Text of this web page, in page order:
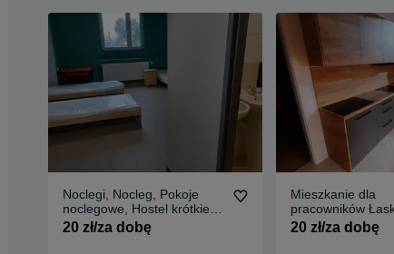
Noclegi, Nocleg, Pokoje
noclegowe, Hostel krótkie
terminy
20 zł/za dobę
Mieszkanie dla
pracowników
pracownicze,
20 zł/za dobę